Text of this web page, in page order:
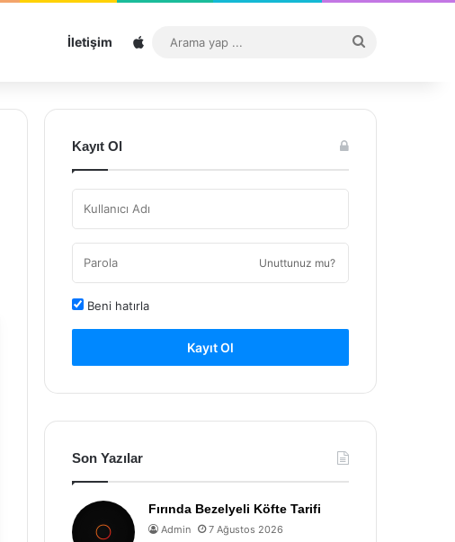
İletişim Sitemap
...
Kayıt Ol
Unuttunuz mu?
Beni hatırla
Kayıt Ol
Son Yazılar
Fırında Bezelyeli Köfte Tarifi
Admin 7 Ağustos 2026